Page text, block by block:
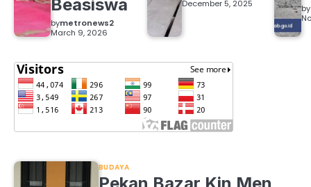
Beasiswa
bymetronews2
March 9, 2026
December 5, 2025
by
BUDAYA